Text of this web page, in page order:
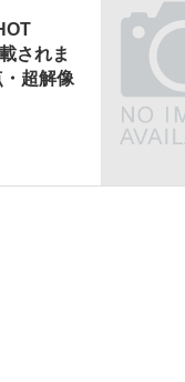
されま
超解像